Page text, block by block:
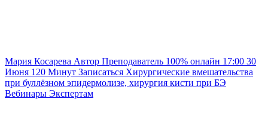
Мария Косарева Автор Преподаватель 100% онлайн 17:00 30
Июня 120 Минут Записаться Хирургические вмешательства
при буллёзном эпидермолизе, хирургия кисти при БЭ
Вебинары Экспертам